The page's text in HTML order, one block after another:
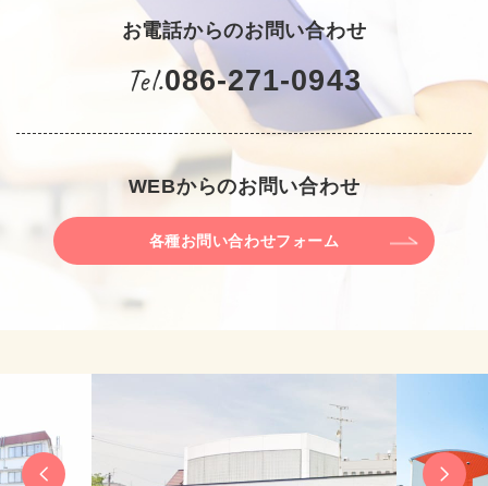
お電話からのお問い合わせ
Tel.086-271-0943
WEBからのお問い合わせ
各種お問い合わせフォーム
Previous Next